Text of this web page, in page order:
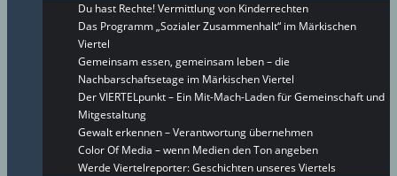
Du hast Rechte! Vermittlung von Kinderrechten
Das Programm „Sozialer Zusammenhalt“ im Märkischen
Viertel
Gemeinsam essen, gemeinsam leben – die
Nachbarschaftsetage im Märkischen Viertel
Der VIERTELpunkt – Ein Mit-Mach-Laden für Gemeinschaft und
Mitgestaltung
Gewalt erkennen – Verantwortung übernehmen
Color Of Media – wenn Medien den Ton angeben
Werde Viertelreporter: Geschichten unseres Viertels